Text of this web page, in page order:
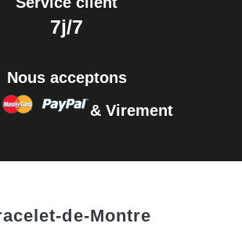
7j/7
Nous acceptons
& Virement
de-Montre